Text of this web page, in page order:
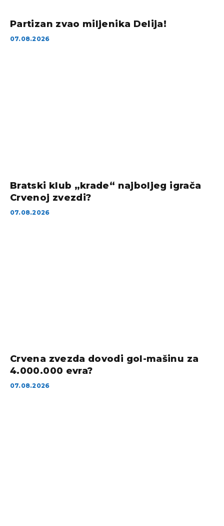
Partizan zvao miljenika Delija!
07.08.2026
Bratski klub „krade“ najboljeg igrača
Crvenoj zvezdi?
07.08.2026
Crvena zvezda dovodi gol-mašinu za
4.000.000 evra?
07.08.2026